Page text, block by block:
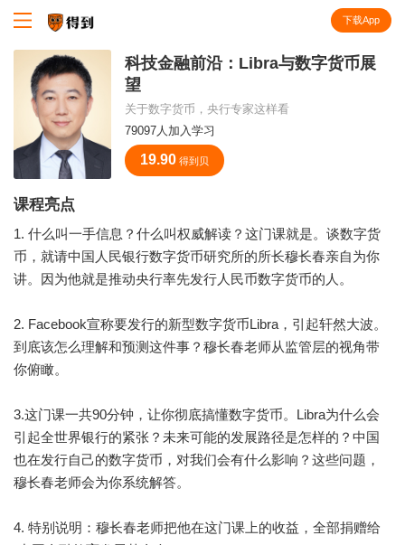
下载App
科技金融前沿：Libra与数字货币展
望
关于数字货币，央行专家这样看
79097人加入学习
19.90 得到贝
课程亮点
1. 什么叫一手信息？什么叫权威解读？这门课就是。谈数字货
币，就请中国人民银行数字货币研究所的所长穆长春亲自为你
讲。因为他就是推动央行率先发行人民币数字货币的人。
2. Facebook宣称要发行的新型数字货币Libra，引起轩然大波。
到底该怎么理解和预测这件事？穆长春老师从监管层的视角带
你俯瞰。
3.这门课一共90分钟，让你彻底搞懂数字货币。Libra为什么会
引起全世界银行的紧张？未来可能的发展路径是怎样的？中国
也在发行自己的数字货币，对我们会有什么影响？这些问题，
穆长春老师会为你系统解答。
4. 特别说明：穆长春老师把他在这门课上的收益，全部捐赠给